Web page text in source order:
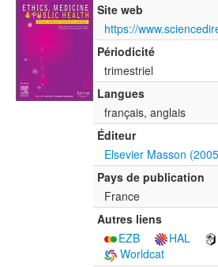
Site web
Périodicité
trimestriel
Langues
français, anglais
Éditeur
Elsevier Masson
Pays de publication
France
Autres liens
EZB
HAL
Worldcat